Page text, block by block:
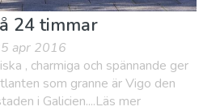
24 timmar
apr 2016
, charmiga och spännande ger
som granne är Vigo den
i Galicien....Läs mer